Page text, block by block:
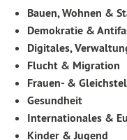
Bauen, Wohnen &
Demokratie &
Digitales,
Flucht & Migration
Frauen- &
Gesundheit
Internationales &
Kinder & Jugend